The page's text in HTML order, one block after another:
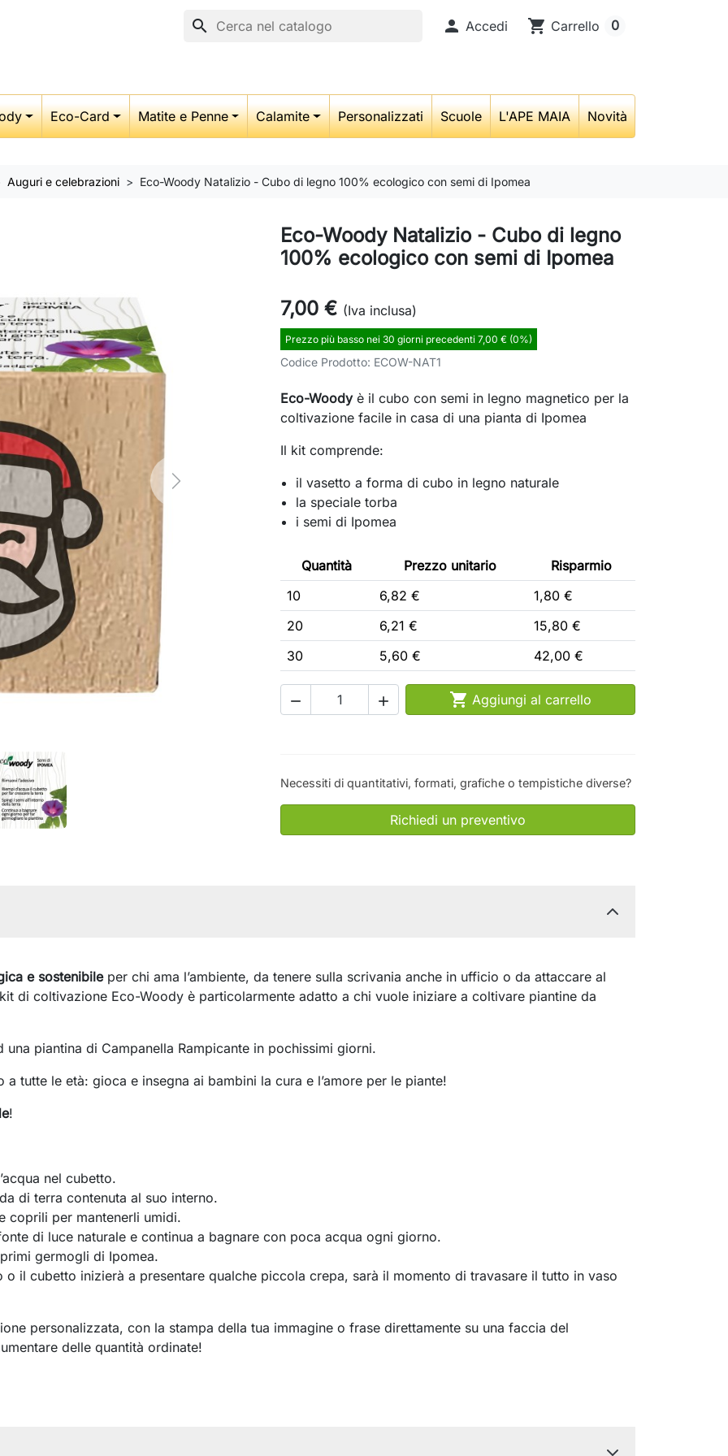
search  Accedi shopping_cart Carrello 0
Eco-Card Matite e Penne Calamite Personalizzati Scuole L'APE MAIA Novità
Auguri e celebrazioni Eco-Woody Natalizio - Cubo di legno 100% ecologico con semi di Ipomea
Next
Eco-Woody Natalizio - Cubo di legno
100% ecologico con semi di Ipomea
7,00 € (Iva inclusa)
Prezzo più basso nei 30 giorni precedenti 7,00 € (0%)
Codice Prodotto: ECOW-NAT1
Eco-Woodyè il cubo con semi in legno magnetico per la
coltivazione facile in casa di una pianta di Ipomea
Il kit comprende:
il vasetto a forma di cubo in legno naturale
la speciale torba
i semi di Ipomea
Quantità Prezzo unitario
Risparmio
10
6,82 €
1,80 €
20
6,21 €
15,80 €
30
5,60 € 42,00 €
   Aggiungi al carrello
Necessiti di quantitativi, formati, grafiche o tempistiche diverse?
Richiedi un preventivo
e sostenibileper chi ama l’ambiente, da tenere sulla scrivania anche in ufficio o da attaccare al
di coltivazione Eco-Woody è particolarmente adatto a chi vuole iniziare a coltivare piantine da
una piantina di Campanella Rampicante in pochissimi giorni.
tutte le età: gioca e insegna ai bambini la cura e l’amore per le piante!
!
nel cubetto.
di terra contenuta al suo interno.
coprili per mantenerli umidi.
di luce naturale e continua a bagnare con poca acqua ogni giorno.
germogli di Ipomea.
o il cubetto inizierà a presentare qualche piccola crepa, sarà il momento di travasare il tutto in vaso
personalizzata, con la stampa della tua immagine o frase direttamente su una faccia del
delle quantità ordinate!